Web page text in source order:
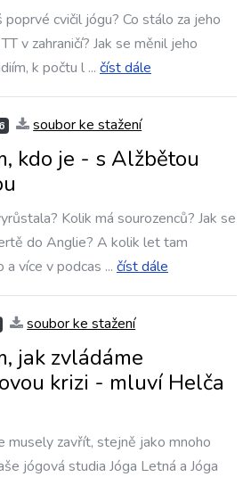
cvičil jógu? Co stálo za jeho
v zahraničí? Jak se měnil jeho
k počtu l ... číst dále
soubor ke stažení
kdo je - s Alžbětou
Kolik má sourozenců? Jak se
do Anglie? A kolik let tam
a více v podcas ... číst dále
soubor ke stažení
jak zvládáme
krizi - mluví Helča
zavřít, stejně jako mnoho
jógová studia Jóga Letná a Jóga